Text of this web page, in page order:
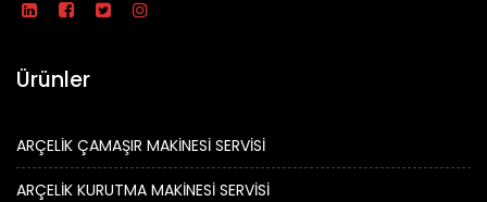
Ürünler
ARÇELİK ÇAMAŞIR MAKİNESİ SERVİSİ
ARÇELİK KURUTMA MAKİNESİ SERVİSİ